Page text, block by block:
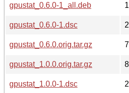
gpustat_0.6.0-1_all.deb
gpustat_0.6.0-1.dsc
gpustat_0.6.0.orig.tar.gz
gpustat_1.0.0.orig.tar.gz
gpustat_1.0.0-1.dsc